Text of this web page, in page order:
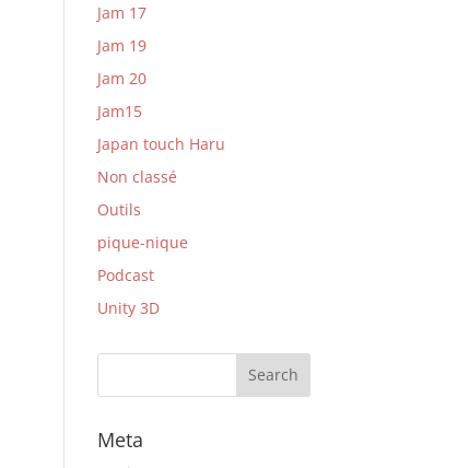
Jam 17
Jam 19
Jam 20
Jam15
Japan touch Haru
Non classé
Outils
pique-nique
Podcast
Unity 3D
Meta